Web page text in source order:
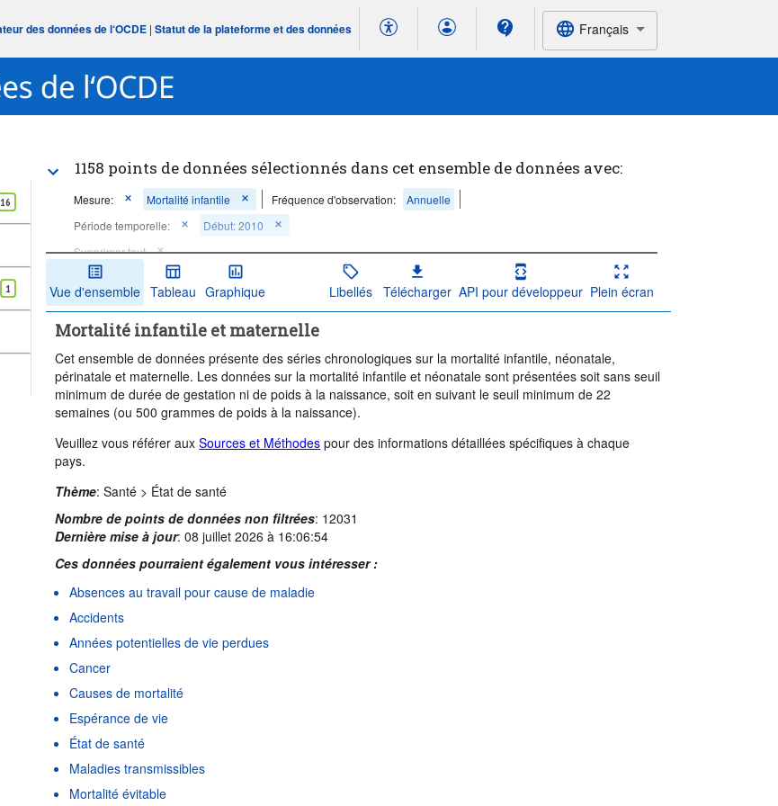
des données de l‘OCDE |Statut de la plateforme et des données Français
16
1
1158 points de données sélectionnés dans cet ensemble de données avec:
Mesure: Mortalité infantile Fréquence d'observation:
Annuelle
Période temporelle:
Début: 2010
Supprimer tout
Vue d'ensemble Tableau Graphique Libellés Télécharger API pour développeur Plein écran
Mortalité infantile et maternelle
Cet ensemble de données présente des séries chronologiques sur la mortalité infantile, néonatale,
périnatale et maternelle. Les données sur la mortalité infantile et néonatale sont présentées soit sans seuil
minimum de durée de gestation ni de poids à la naissance, soit en suivant le seuil minimum de 22
semaines (ou 500 grammes de poids à la naissance).
Veuillez vous référer auxSources et Méthodes pour des informations détaillées spécifiques à chaque
pays.
Thème:Santé > État de santé
Nombre de points de données non filtrées: 12031
Dernière mise à jour:08 juillet 2026 à 16:06:54
Ces données pourraient également vous intéresser :
Absences au travail pour cause de maladie
Accidents
Années potentielles de vie perdues
Cancer
Causes de mortalité
Espérance de vie
État de santé
Maladies transmissibles
Mortalité évitable